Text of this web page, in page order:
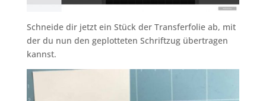
Schneide dir jetzt ein Stück der Transferfolie ab, mit
der du nun den geplotteten Schriftzug übertragen
kannst.